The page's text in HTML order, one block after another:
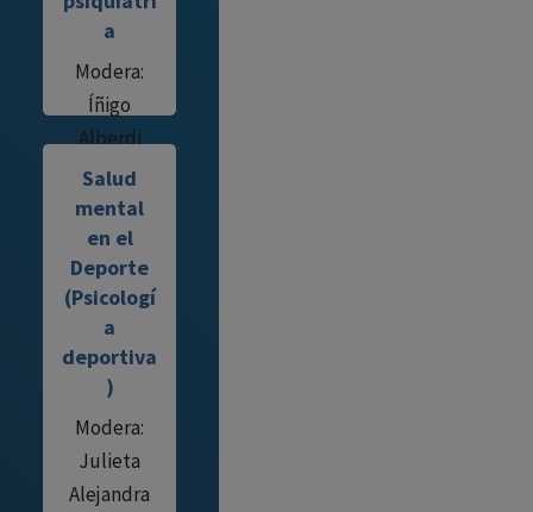
a
Modera:
Íñigo
Alberdi
Páramo
Salud
mental
en el
Deporte
(Psicologí
a
deportiva
)
Modera:
Julieta
Alejandra